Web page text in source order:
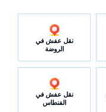
نقل عفش في
الروضة
نقل عفش في
الفنطاس